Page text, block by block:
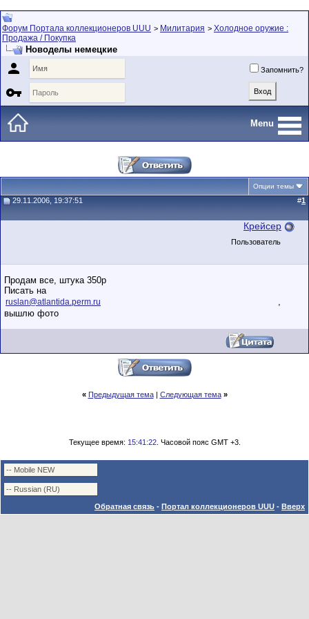
Форум Портала коллекционеров UUU > Милитария > Холодное оружие :
Продажа / Покупка
Новоделы немецкие
 Запомнить?

Menu
Опции темы
29.11.2006, 19:37:51 #1
Крейсер
Пользователь
Продам все, штука 350р
Писать на
ruslan@atlantida.perm.ru
,
вышлю фото
« Предыдущая тема| Следующая тема »
Текущее время: 15:41:22. Часовой пояс GMT +3.
Обратная связь - Портал коллекционеров UUU - Вверх